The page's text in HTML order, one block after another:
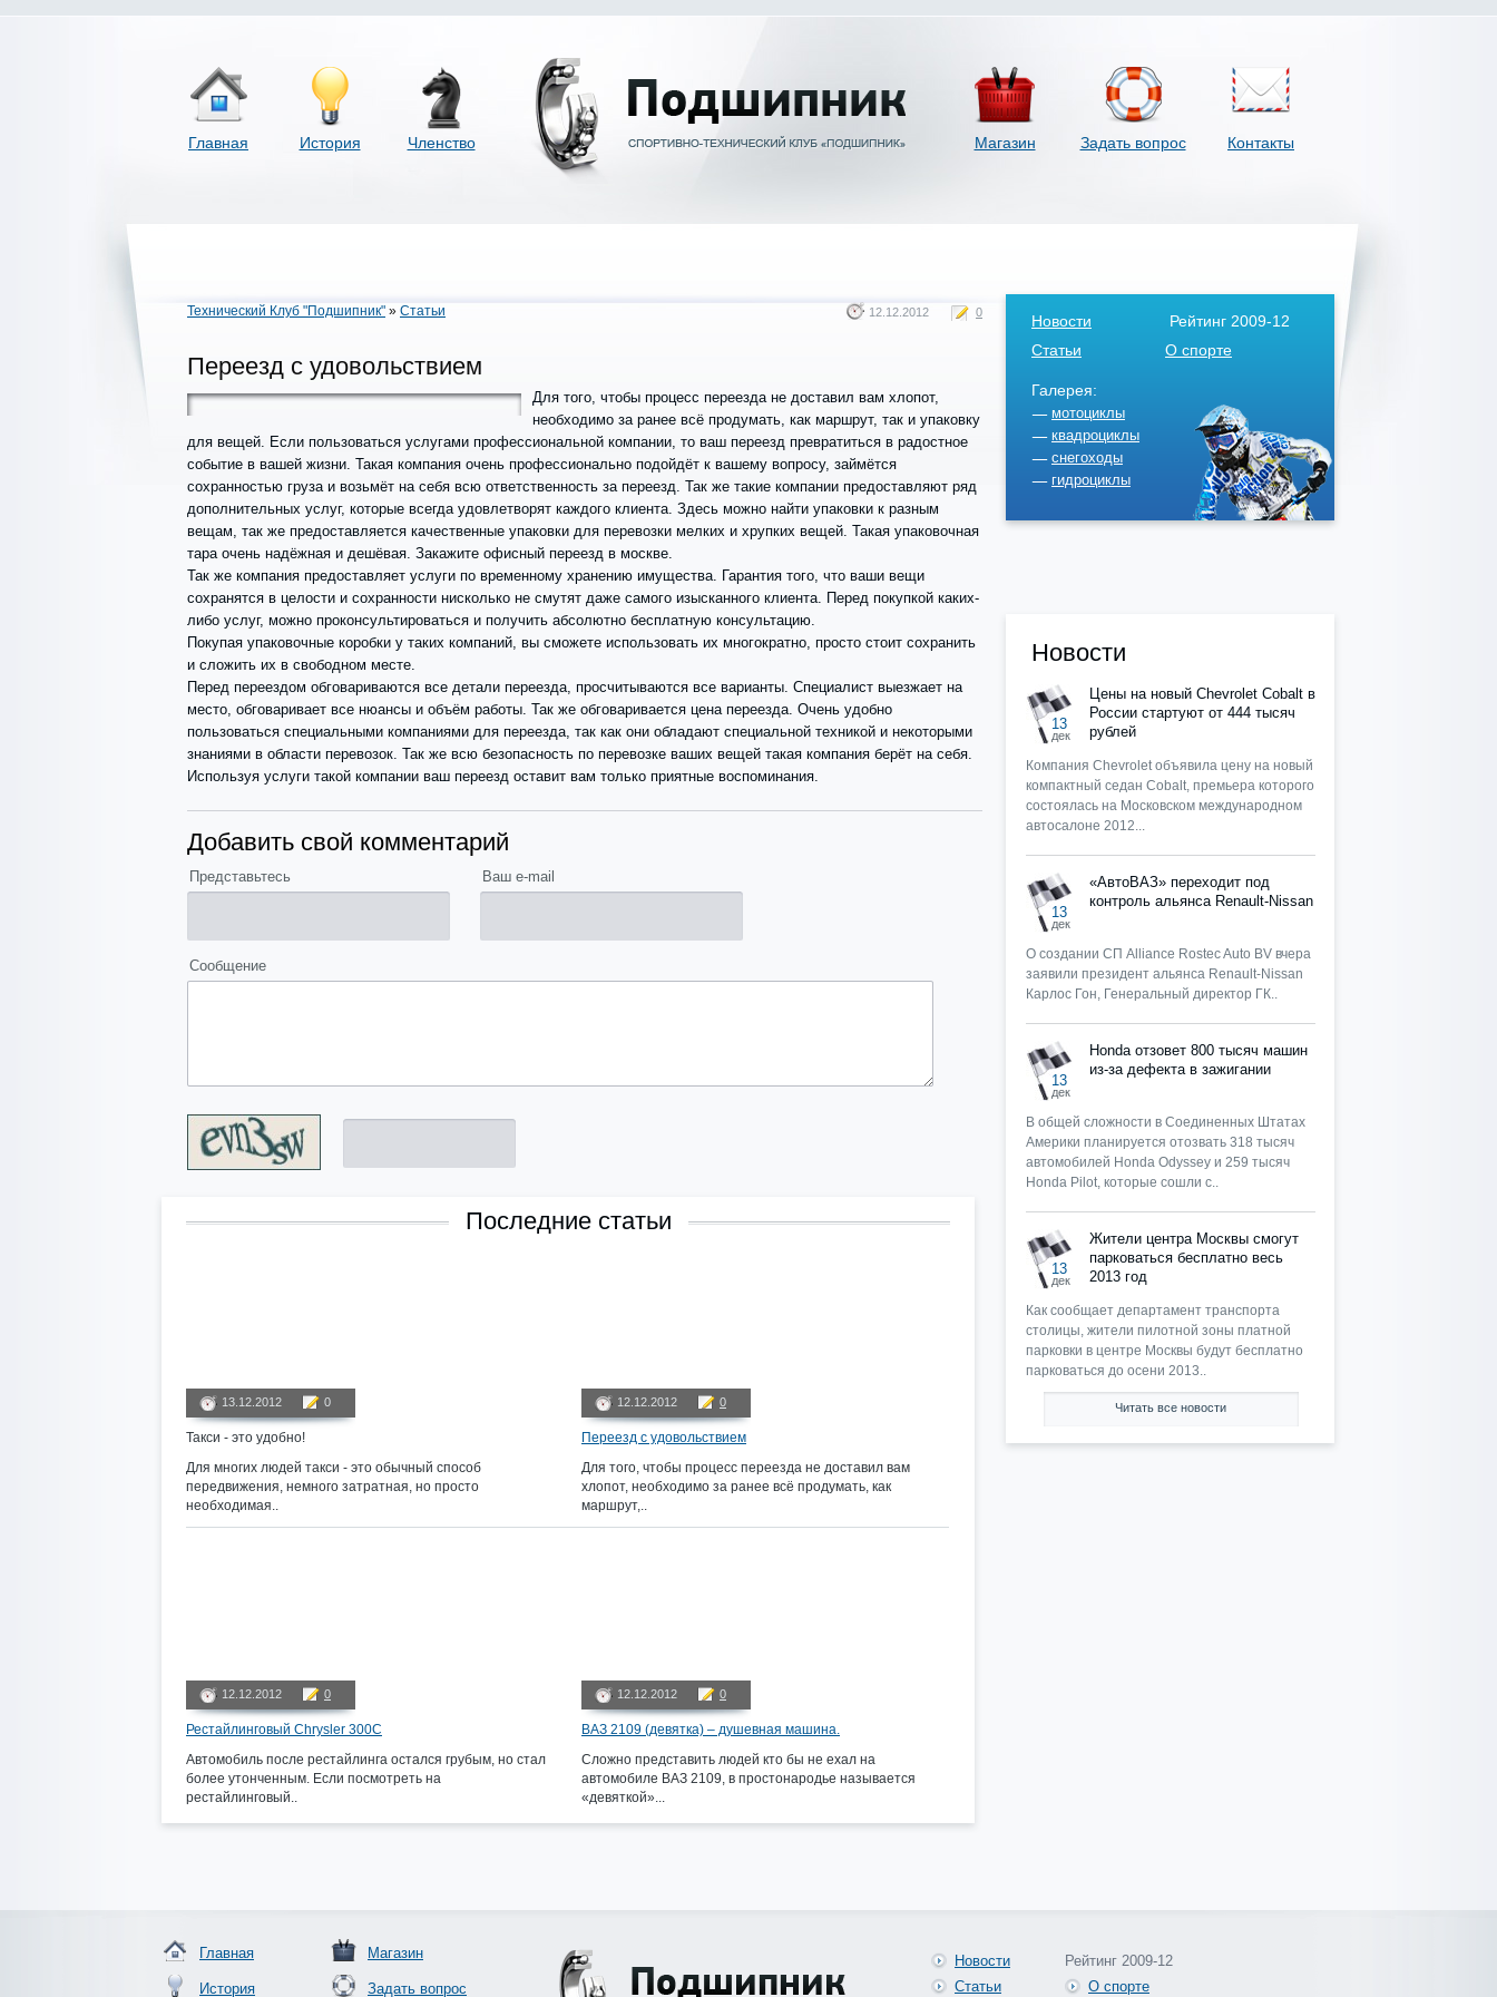
Главная История Членство Магазин Задать вопрос Контакты
Технический Клуб "Подшипник" » Статьи
Переезд с удовольствием
12.12.2012 0
Для того, чтобы процесс переезда не доставил вам хлопот,
необходимо за ранее всё продумать, как маршрут, так и упаковку
для вещей. Если пользоваться услугами профессиональной компании, то ваш переезд превратиться в радостное
событие в вашей жизни. Такая компания очень профессионально подойдёт к вашему вопросу, займётся
сохранностью груза и возьмёт на себя всю ответственность за переезд. Так же такие компании предоставляют ряд
дополнительных услуг, которые всегда удовлетворят каждого клиента. Здесь можно найти упаковки к разным
вещам, так же предоставляется качественные упаковки для перевозки мелких и хрупких вещей. Такая упаковочная
тара очень надёжная и дешёвая. Закажите офисный переезд в москве.
Так же компания предоставляет услуги по временному хранению имущества. Гарантия того, что ваши вещи
сохранятся в целости и сохранности нисколько не смутят даже самого изысканного клиента. Перед покупкой каких-
либо услуг, можно проконсультироваться и получить абсолютно бесплатную консультацию.
Покупая упаковочные коробки у таких компаний, вы сможете использовать их многократно, просто стоит сохранить
и сложить их в свободном месте.
Перед переездом обговариваются все детали переезда, просчитываются все варианты. Специалист выезжает на
место, обговаривает все нюансы и объём работы. Так же обговаривается цена переезда. Очень удобно
пользоваться специальными компаниями для переезда, так как они обладают специальной техникой и некоторыми
знаниями в области перевозок. Так же всю безопасность по перевозке ваших вещей такая компания берёт на себя.
Используя услуги такой компании ваш переезд оставит вам только приятные воспоминания.
Добавить свой комментарий
Представьтесь Ваш e-mail
Сообщение
Последние статьи
13.12.2012 0
Такси - это удобно!
Для многих людей такси - это обычный способ
передвижения, немного затратная, но просто
необходимая..
12.12.2012 0
Переезд с удовольствием
Для того, чтобы процесс переезда не доставил вам
хлопот, необходимо за ранее всё продумать, как
маршрут,..
12.12.2012 0
Рестайлинговый Chrysler 300C
Автомобиль после рестайлинга остался грубым, но стал
более утонченным. Если посмотреть на
рестайлинговый..
12.12.2012 0
ВАЗ 2109 (девятка) – душевная машина.
Сложно представить людей кто бы не ехал на
автомобиле ВАЗ 2109, в простонародье называется
«девяткой»...
Новости
Рейтинг 2009-12
Статьи
О спорте
Галерея:
мотоциклы
квадроциклы
снегоходы
гидроциклы
Новости
13
дек
Цены на новый Chevrolet Cobalt в
России стартуют от 444 тысяч
рублей
Компания Chevrolet объявила цену на новый
компактный седан Cobalt, премьера которого
состоялась на Московском международном
автосалоне 2012...
13
дек
«АвтоВАЗ» переходит под
контроль альянса Renault-Nissan
О создании СП Alliance Rostec Auto BV вчера
заявили президент альянса Renault-Nissan
Карлос Гон, Генеральный директор ГК..
13
дек
Honda отзовет 800 тысяч машин
из-за дефекта в зажигании
В общей сложности в Соединенных Штатах
Америки планируется отозвать 318 тысяч
автомобилей Honda Odyssey и 259 тысяч
Honda Pilot, которые сошли с..
13
дек
Жители центра Москвы смогут
парковаться бесплатно весь
2013 год
Как сообщает департамент транспорта
столицы, жители пилотной зоны платной
парковки в центре Москвы будут бесплатно
парковаться до осени 2013..
Читать все новости
Главная
История
Магазин
Задать вопрос
Новости
Статьи
Рейтинг 2009-12
О спорте